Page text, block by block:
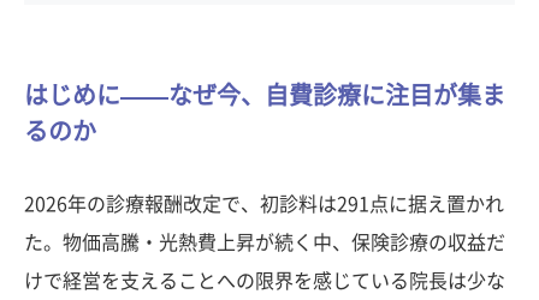
はじめに——なぜ今、自費診療に注目が集ま
るのか
2026年の診療報酬改定で、初診料は291点に据え置かれ
た。物価高騰・光熱費上昇が続く中、保険診療の収益だ
けで経営を支えることへの限界を感じている院長は少な